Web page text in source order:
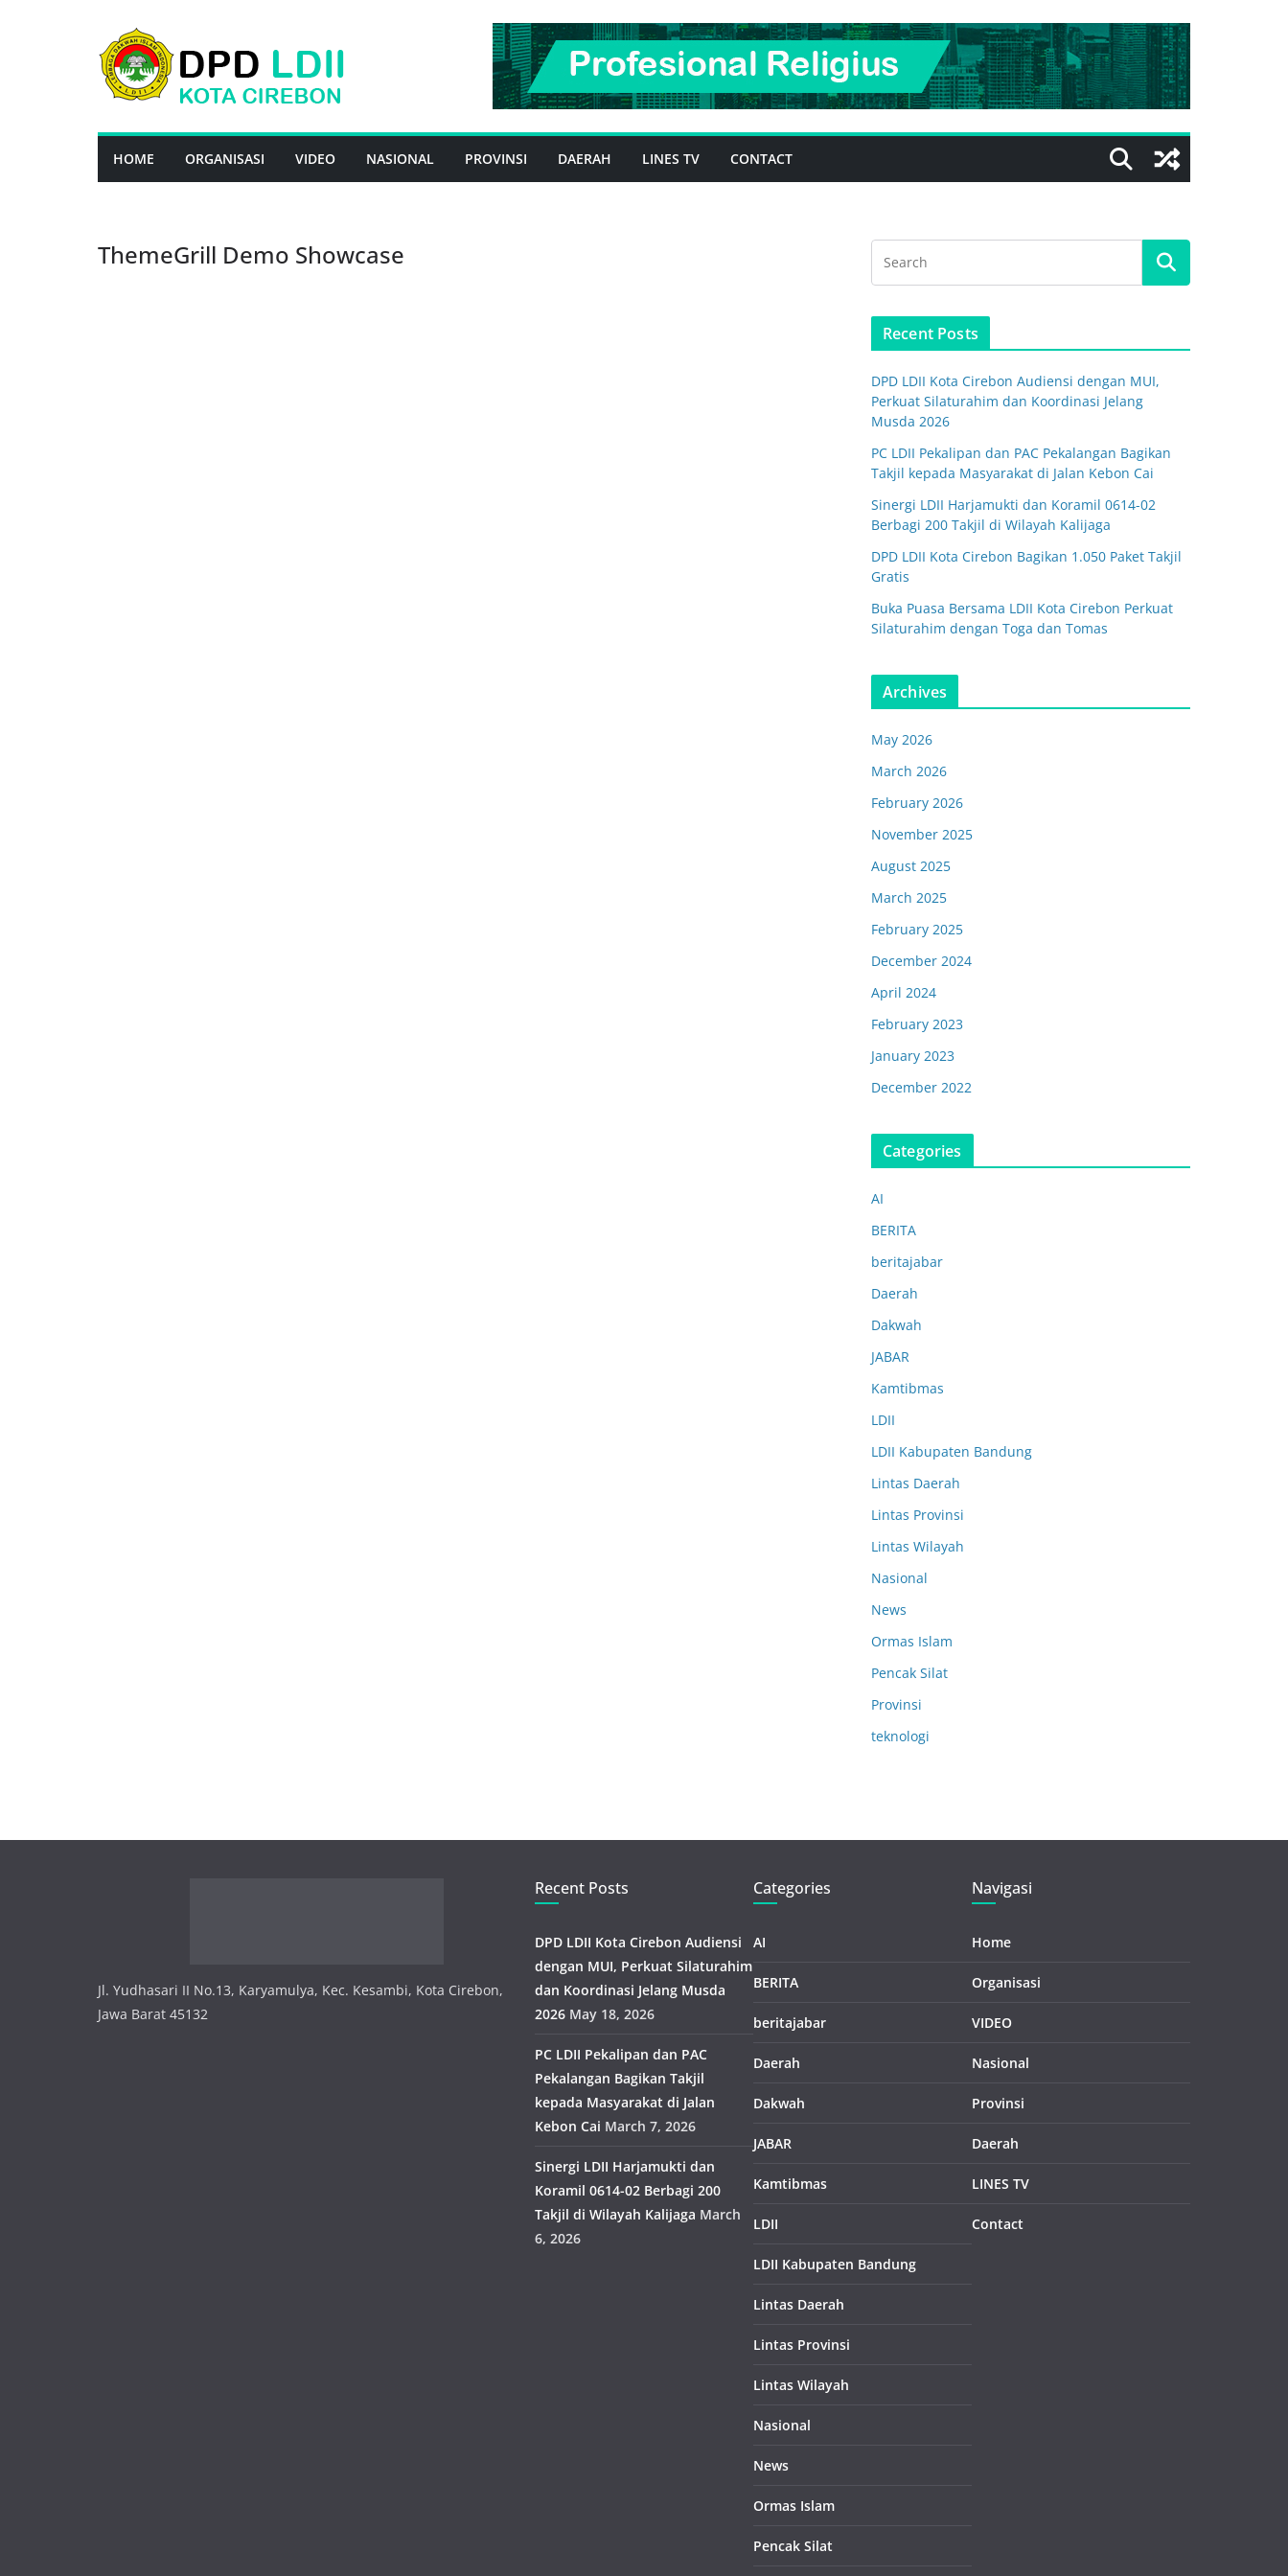
HOME ORGANISASI VIDEO NASIONAL PROVINSI DAERAH LINES TV CONTACT
ThemeGrill Demo Showcase
Recent Posts
DPD LDII Kota Cirebon Audiensi dengan MUI,
Perkuat Silaturahim dan Koordinasi Jelang
Musda 2026
PC LDII Pekalipan dan PAC Pekalangan Bagikan
Takjil kepada Masyarakat di Jalan Kebon Cai
Sinergi LDII Harjamukti dan Koramil 0614-02
Berbagi 200 Takjil di Wilayah Kalijaga
DPD LDII Kota Cirebon Bagikan 1.050 Paket Takjil
Gratis
Buka Puasa Bersama LDII Kota Cirebon Perkuat
Silaturahim dengan Toga dan Tomas
Archives
May 2026
March 2026
February 2026
November 2025
August 2025
March 2025
February 2025
December 2024
April 2024
February 2023
January 2023
December 2022
Categories
AI
BERITA
beritajabar
Daerah
Dakwah
JABAR
Kamtibmas
LDII
LDII Kabupaten Bandung
Lintas Daerah
Lintas Provinsi
Lintas Wilayah
Nasional
News
Ormas Islam
Pencak Silat
Provinsi
teknologi
Jl. Yudhasari II No.13, Karyamulya, Kec. Kesambi, Kota Cirebon,
Jawa Barat 45132
Recent Posts
DPD LDII Kota Cirebon Audiensi
dengan MUI, Perkuat Silaturahim
dan Koordinasi Jelang Musda
2026 May 18, 2026
PC LDII Pekalipan dan PAC
Pekalangan Bagikan Takjil
kepada Masyarakat di Jalan
Kebon Cai March 7, 2026
Sinergi LDII Harjamukti dan
Koramil 0614-02 Berbagi 200
Takjil di Wilayah Kalijaga March
6, 2026
Categories
AI
BERITA
beritajabar
Daerah
Dakwah
JABAR
Kamtibmas
LDII
LDII Kabupaten Bandung
Lintas Daerah
Lintas Provinsi
Lintas Wilayah
Nasional
News
Ormas Islam
Pencak Silat
Navigasi
Home
Organisasi
VIDEO
Nasional
Provinsi
Daerah
LINES TV
Contact